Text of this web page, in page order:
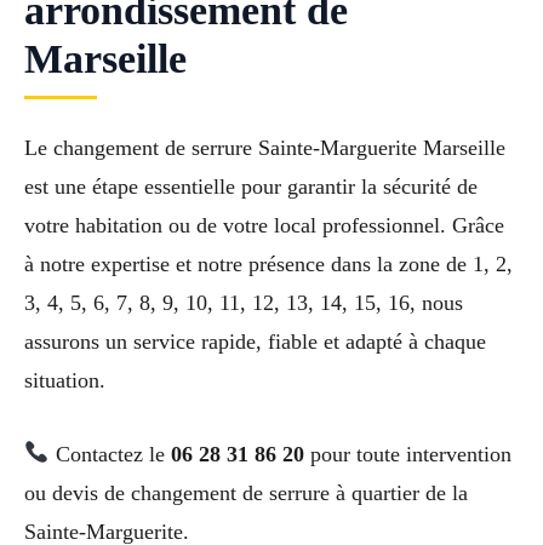
arrondissement de
Marseille
Le changement de serrure Sainte-Marguerite Marseille
est une étape essentielle pour garantir la sécurité de
votre habitation ou de votre local professionnel. Grâce
à notre expertise et notre présence dans la zone de 1, 2,
3, 4, 5, 6, 7, 8, 9, 10, 11, 12, 13, 14, 15, 16, nous
assurons un service rapide, fiable et adapté à chaque
situation.
Contactez le 06 28 31 86 20pour toute intervention
ou devis de changement de serrure à quartier de la
Sainte-Marguerite.